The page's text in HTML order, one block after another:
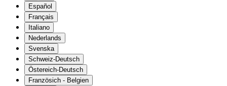
Español
Français
Italiano
Nederlands
Svenska
Schweiz-Deutsch
Östereich-Deutsch
Französich - Belgien